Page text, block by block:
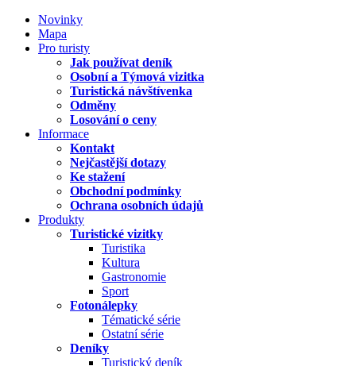
Novinky
Mapa
Pro turisty
Jak používat deník
Osobní a Týmová vizitka
Turistická návštívenka
Odměny
Losování o ceny
Informace
Kontakt
Nejčastější dotazy
Ke stažení
Obchodní podmínky
Ochrana osobních údajů
Produkty
Turistické vizitky
Turistika
Kultura
Gastronomie
Sport
Fotonálepky
Tématické série
Ostatní série
Deníky
Turistický deník